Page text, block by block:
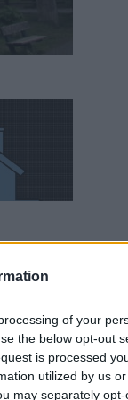
of your
the below opt-out
is processed
utilized by us
may separately
školy
záměru
žáků byla
počtu žáků,
i to, že